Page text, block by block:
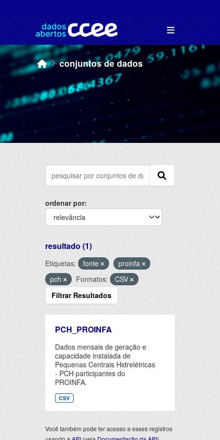
conjuntos de dados
ordenar por
resultado (1)
Etiquetas: fonte
proinfa
pch
Formatos:
CSV
Filtrar Resultados
PCH_PROINFA
Dados mensais de geração e
capacidade instalada de
Pequenas Centrais Hidrelétricas
- PCH participantes do
PROINFA.
CSV
Você também pode ter acesso a esses registros